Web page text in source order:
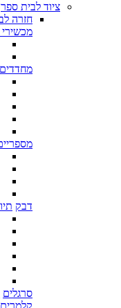
ציוד לבית ספר
חזרה
מחדדים
דבק
סרגלים
קלמרים